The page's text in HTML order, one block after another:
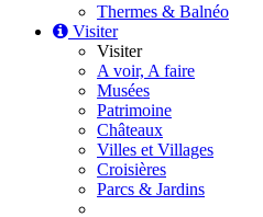
Thermes & Balnéo
Visiter
Visiter
A voir, A faire
Musées
Patrimoine
Châteaux
Villes et Villages
Croisières
Parcs & Jardins